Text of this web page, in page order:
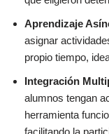
Aprendizaje
asignar
propio tiempo,
Integración
alumnos tengan
herramienta
facilitando la